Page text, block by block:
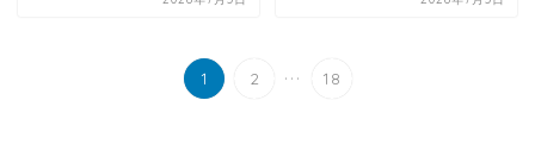
1 2 ... 18